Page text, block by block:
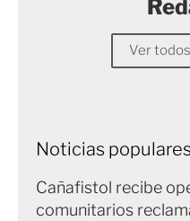
Ver
Noticias
Cañafistol recibe
comunitarios